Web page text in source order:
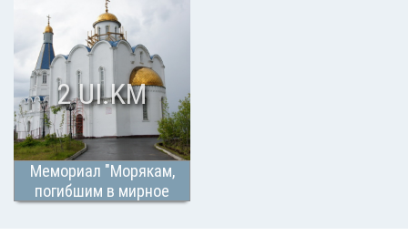
Мемориал "Морякам,
погибшим в мирное
2 UI.KM